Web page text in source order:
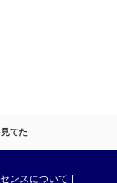
てた
ンスについて